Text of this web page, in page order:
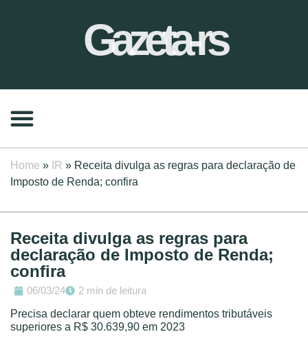
Gazeta-rs
Home » IR » Receita divulga as regras para declaração de
Imposto de Renda; confira
Receita divulga as regras para
declaração de Imposto de Renda;
confira
06/03/24
2 min de leitura
Precisa declarar quem obteve rendimentos tributáveis ​​
superiores a R$ 30.639,90 em 2023